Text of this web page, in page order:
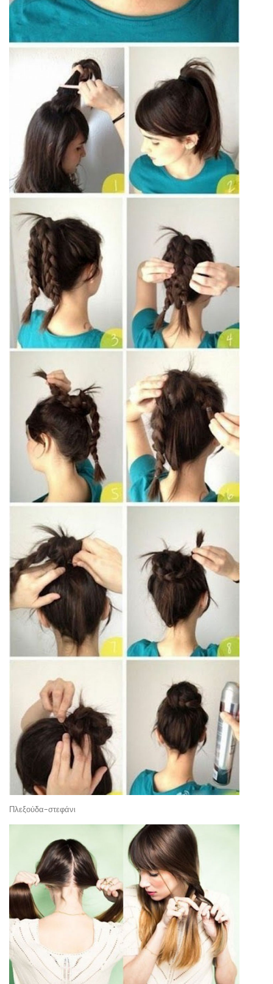
Πλεξούδα-στεφάνι